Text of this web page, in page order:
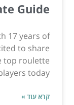
Guide
17 years of
to share
top roulette
today....
קרא עוד »